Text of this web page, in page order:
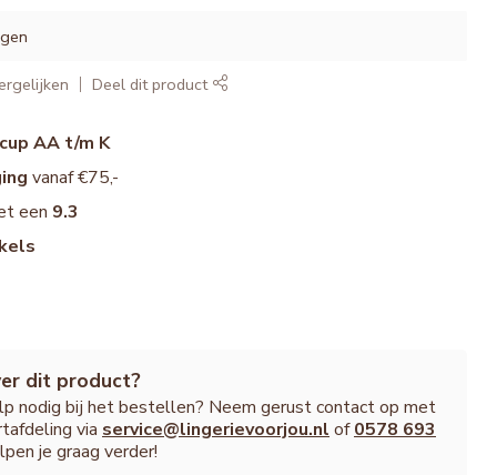
Deel dit product
cup AA t/m K
vanaf €75,-
een 9.3
dit product?
nodig bij het bestellen? Neem gerust contact op met
via service@lingerievoorjou.nl of0578 693
je graag verder!